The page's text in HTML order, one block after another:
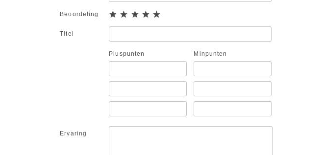
Beoordeling
Titel
Pluspunten Minpunten
Ervaring